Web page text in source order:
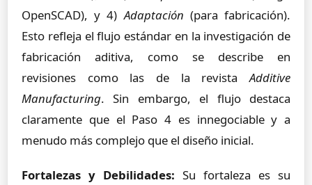
OpenSCAD), y 4)Adaptación (para fabricación).
Esto refleja el flujo estándar en la investigación de
fabricación aditiva, como se describe en
revisiones como las de la revistaAdditive
Manufacturing. Sin embargo, el flujo destaca
claramente que el Paso 4 es innegociable y a
menudo más complejo que el diseño inicial.
Fortalezas y Debilidades: Su fortaleza es su